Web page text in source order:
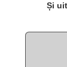
Și